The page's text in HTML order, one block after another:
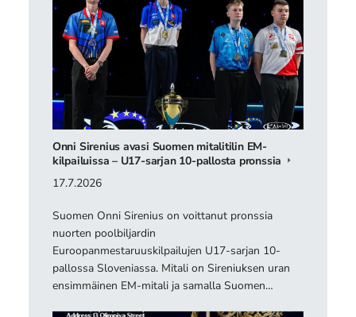
Onni Sirenius avasi Suomen mitalitilin EM-
kilpailuissa – U17-sarjan 10-pallosta pronssia
17.7.2026
Suomen Onni Sirenius on voittanut pronssia
nuorten poolbiljardin
Euroopanmestaruuskilpailujen U17-sarjan 10-
pallossa Sloveniassa. Mitali on Sireniuksen uran
ensimmäinen EM-mitali ja samalla Suomen…